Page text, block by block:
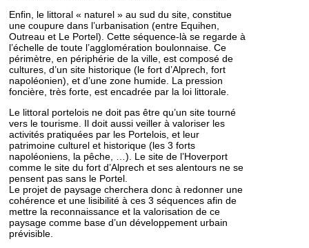
Enfin, le littoral « naturel » au sud du site, constitue
une coupure dans l’urbanisation (entre Equihen,
Outreau et Le Portel). Cette séquence-là se regarde à
l’échelle de toute l’agglomération boulonnaise. Ce
périmètre, en périphérie de la ville, est composé de
cultures, d’un site historique (le fort d’Alprech, fort
napoléonien), et d’une zone humide. La pression
foncière, très forte, est encadrée par la loi littorale.
Le littoral portelois ne doit pas être qu’un site tourné
vers le tourisme. Il doit aussi veiller à valoriser les
activités pratiquées par les Portelois, et leur
patrimoine culturel et historique (les 3 forts
napoléoniens, la pêche, …). Le site de l’Hoverport
comme le site du fort d’Alprech et ses alentours ne se
pensent pas sans le Portel.
Le projet de paysage cherchera donc à redonner une
cohérence et une lisibilité à ces 3 séquences afin de
mettre la reconnaissance et la valorisation de ce
paysage comme base d’un développement urbain
prévisible.